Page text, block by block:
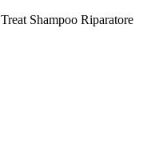
Treat Shampoo Riparatore